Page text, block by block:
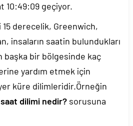
10:49:09 geçiyor.
derecelik, Greenwich,
insaların saatin bulundukları
başka bir bölgesinde kaç
yardım etmek için
küre dilimleridir.Örneğin
dilimi nedir? sorusuna